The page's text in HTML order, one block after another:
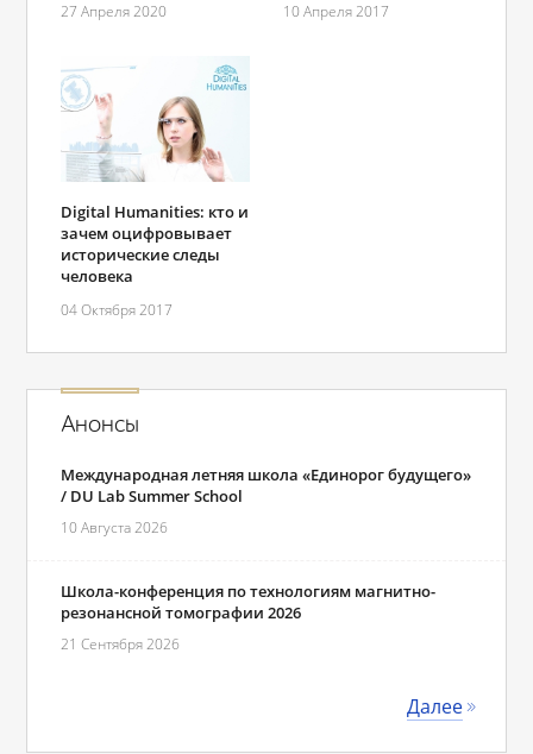
27 Апреля 2020 10 Апреля 2017
Digital Humanities: кто и
зачем оцифровывает
исторические следы
человека
04 Октября 2017
Анонсы
Международная летняя школа «Единорог будущего»
/ DU Lab Summer School
10 Августа 2026
Школа-конференция по технологиям магнитно-
резонансной томографии 2026
21 Сентября 2026
Далее